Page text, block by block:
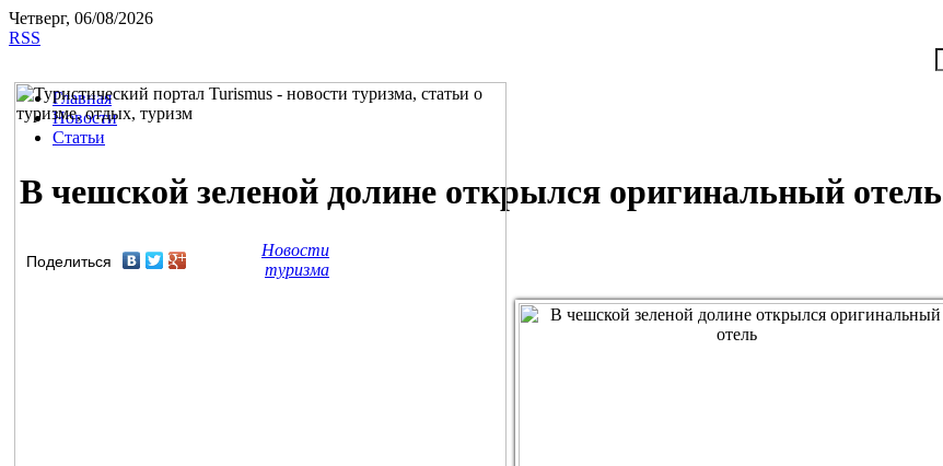
Четверг, 06/08/2026
RSS
Главная
Новости
Статьи
В чешской зеленой долине открылся оригинальный отель
Поделиться
Новости
туризма